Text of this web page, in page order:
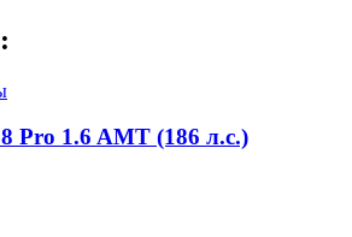
Pro 1.6 AMT (186 л.с.)